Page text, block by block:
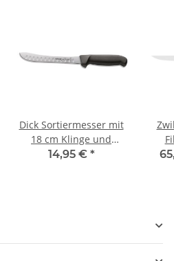
Dick Sortiermesser mit
18 cm Klinge und
Kullenschliff
14,95 € *